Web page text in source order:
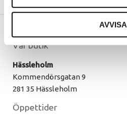
AVVISA
Vår butik
Hässleholm
Kommendörsgatan 9
281 35 Hässleholm
Öppettider